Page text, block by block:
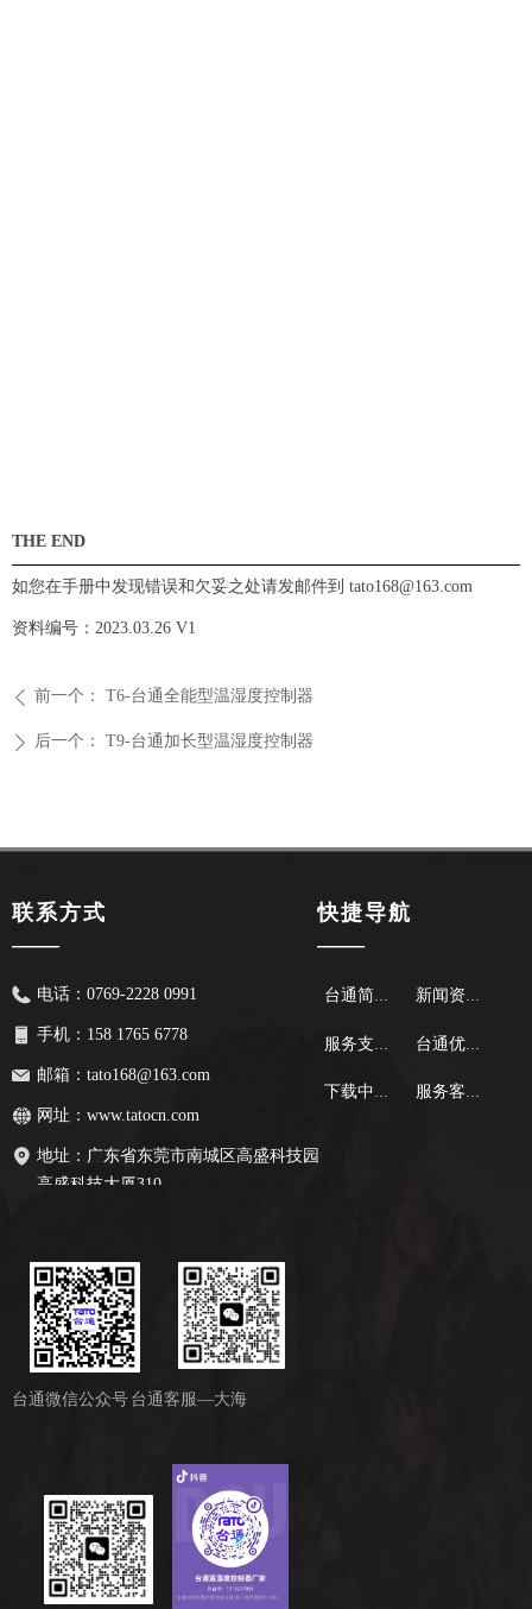
ꄴ 前一个： T6-台通全能型温湿度控制器
ꄲ 后一个： T9-台通加长型温湿度控制器
THE END
如您在手册中发现错误和欠妥之处请发邮件到 tato168@163 com
资料编号： 2023 03 26 V1
联系方式
——
电话： 0769-2228 0991
手机： 158 1765 6778
邮箱： tato168@163.com
网址： www.tatocn.com
地址： 广东省东莞市南城区高盛科技园
高盛科技大厦310
快捷导航
——
台通简介
下载中心
新闻资讯
服务客户
台通微信公众号 台通客服—大海